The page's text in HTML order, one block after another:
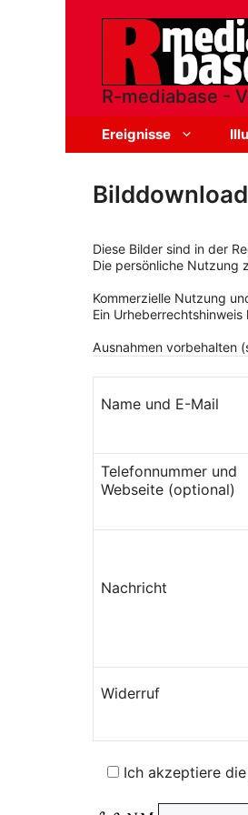
R-mediabase -
Ereignisse
Bilddownload
Diese Bilder sind in der
Die persönliche Nutzung
Kommerzielle Nutzung
Ein
Ausnahmen vorbehalten
Name und E-Mail
Telefonnummer und
Webseite (optional)
Nachricht
Widerruf
Ich akzeptiere die